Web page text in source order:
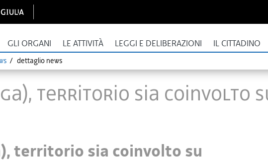
GLI ORGANI LE ATTIVITÀ LEGGI E DELIBERAZIONI IL CITTADINO
dettaglio news
territorio sia coinvolto
territorio sia coinvolto su